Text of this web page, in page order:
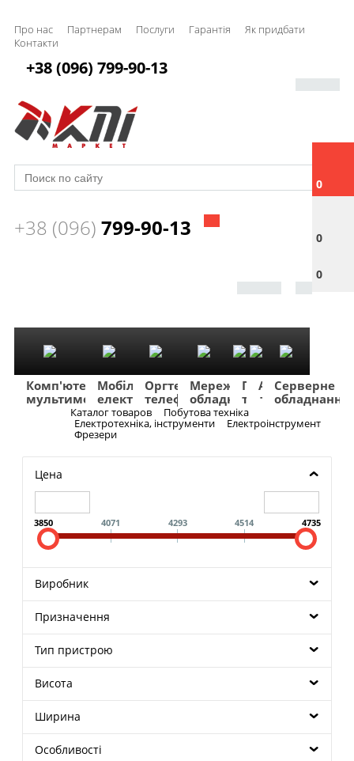
Про нас Партнерам Послуги Гарантія
Як придбати
Контакти
0
0
0
+38 (096) 799-90-13
+38 (096) 799-90-13
Комп'ютери
мультимедіа
Мобільна
електроніка
Оргтехніка
телефонія
Мережеве
обладнання
Побутова
техніка
TV
та
Фото
та
Авто
та
Серверне
обладнання
Каталог товаров Побутова техніка
Електротехніка, інструменти Електроінструмент
Фрезери
Цена
3850 4071 4293 4514 4735
Виробник
Призначення
Тип пристрою
Висота
Ширина
Особливості